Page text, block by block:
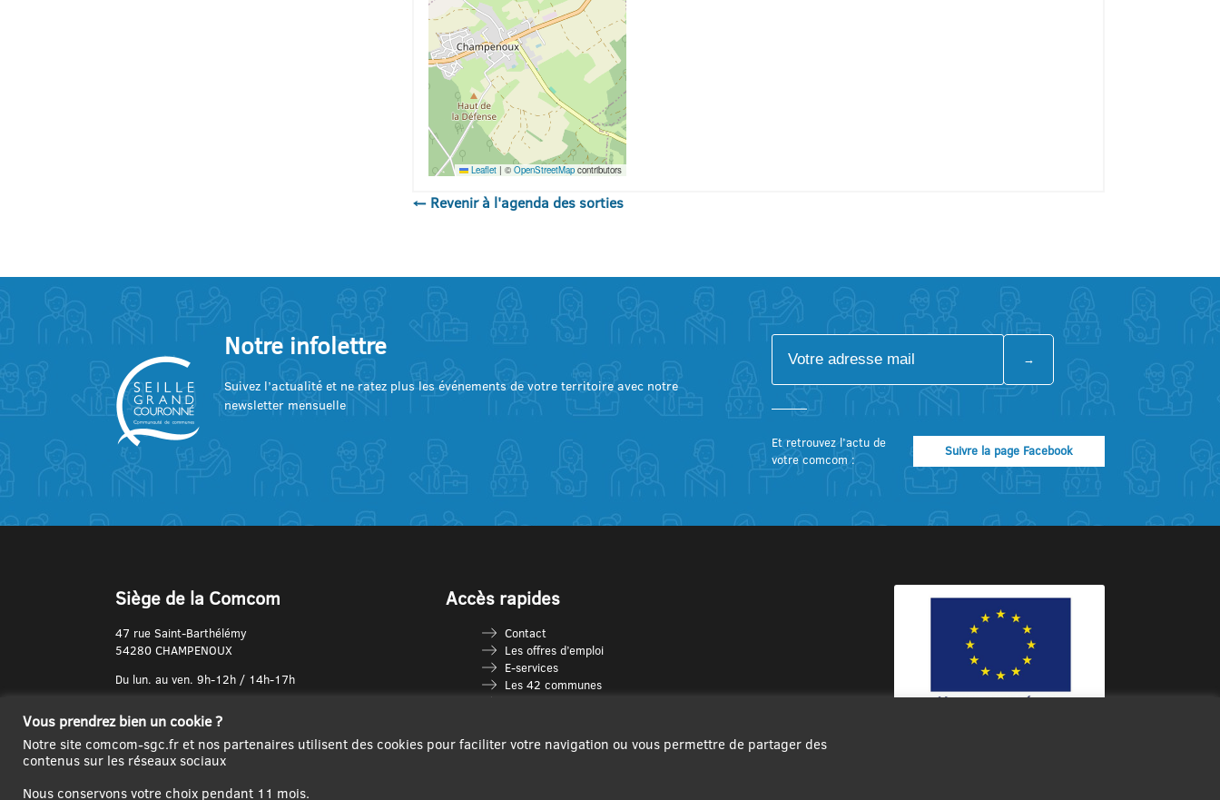
Leaflet | © OpenStreetMapcontributors
← Revenir à l'agenda des sorties
Notre infolettre
Suivez l’actualité et ne ratez plus les événements de votre territoire avec notre
newsletter mensuelle
Et retrouvez l’actu de
votre comcom :
Suivre la page Facebook
Siège de la Comcom
47 rue Saint-Barthélémy
54280 CHAMPENOUX
Du lun. au ven. 9h-12h / 14h-17h
03 83 31 74 37
Accès rapides
Contact
Les offres d’emploi
E-services
Les 42 communes
Espace France Services
Les séniors
Vous prendrez bien un cookie ?
Notre site comcom-sgc.fr et nos partenaires utilisent des cookies pour faciliter votre navigation ou vous permettre de partager des
contenus sur les réseaux sociaux
Nous conservons votre choix pendant 11 mois.